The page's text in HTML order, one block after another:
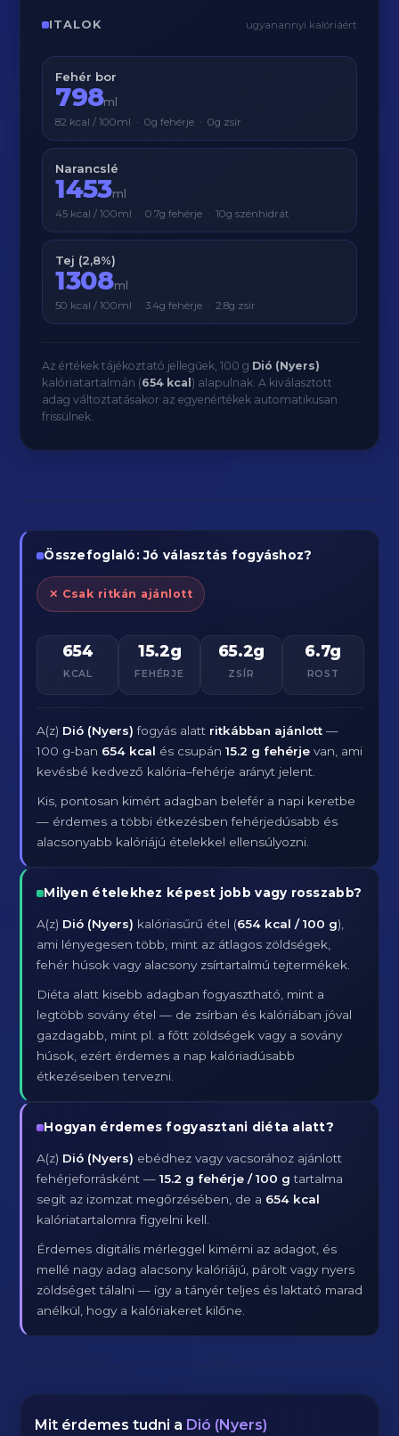
ITALOK ugyanannyi kalóriáért
Fehér bor
798ml
82 kcal / 100ml · 0g fehérje · 0g zsír
Narancslé
1453ml
45 kcal / 100ml · 0.7g fehérje · 10g szénhidrát
Tej (2,8%)
1308ml
50 kcal / 100ml · 3.4g fehérje · 2.8g zsír
Az értékek tájékoztató jellegűek, 100 g Dió (Nyers)
kalóriatartalmán (654 kcal ) alapulnak. A kiválasztott
adag változtatásakor az egyenértékek automatikusan
frissülnek.
Összefoglaló: Jó választás fogyáshoz?
✕ Csak ritkán ajánlott
654
KCAL
15.2g
FEHÉRJE
65.2g
ZSÍR
6.7g
ROST
A(z) Dió (Nyers) fogyás alatt ritkábban ajánlott —
100 g-ban 654 kcal és csupán15.2 g fehérje van, ami
kevésbé kedvező kalória–fehérje arányt jelent.
Kis, pontosan kimért adagban belefér a napi keretbe
— érdemes a többi étkezésben fehérjedúsabb és
alacsonyabb kalóriájú ételekkel ellensúlyozni.
Milyen ételekhez képest jobb vagy rosszabb?
A(z) Dió (Nyers) kalóriasűrű étel (654 kcal / 100 g),
ami lényegesen több, mint az átlagos zöldségek,
fehér húsok vagy alacsony zsírtartalmú tejtermékek.
Diéta alatt kisebb adagban fogyasztható, mint a
legtöbb sovány étel — de zsírban és kalóriában jóval
gazdagabb, mint pl. a főtt zöldségek vagy a sovány
húsok, ezért érdemes a nap kalóriadúsabb
étkezéseiben tervezni.
Hogyan érdemes fogyasztani diéta alatt?
A(z) Dió (Nyers) ebédhez vagy vacsorához ajánlott
fehérjeforrásként —15.2 g fehérje / 100 g tartalma
segít az izomzat megőrzésében, de a 654 kcal
kalóriatartalomra figyelni kell.
Érdemes digitális mérleggel kimérni az adagot, és
mellé nagy adag alacsony kalóriájú, párolt vagy nyers
zöldséget tálalni — így a tányér teljes és laktató marad
anélkül, hogy a kalóriakeret kilőne.
Mit érdemes tudni a Dió (Nyers)